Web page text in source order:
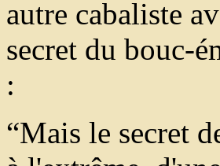
autre cabaliste
secret du bouc-
:
“Mais le secret